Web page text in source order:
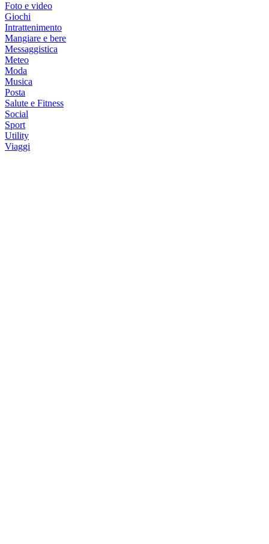
Foto e video
Giochi
Intrattenimento
Mangiare e bere
Messaggistica
Meteo
Moda
Musica
Posta
Salute e Fitness
Social
Sport
Utility
Viaggi